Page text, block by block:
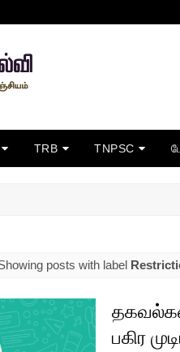
TRB TNPSC
posts with label
பகிர